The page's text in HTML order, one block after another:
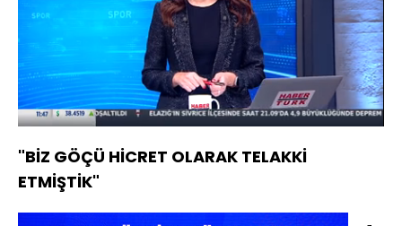
Sesi
Aç
Yüklendi
2.53%
Oynatma
Hızı
"BİZ GÖÇÜ HİCRET OLARAK TELAKKİ
ETMİŞTİK"